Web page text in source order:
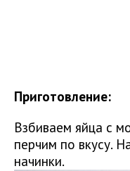
Приготовление:
Взбиваем яйца с
перчим по вкусу.
начинки.